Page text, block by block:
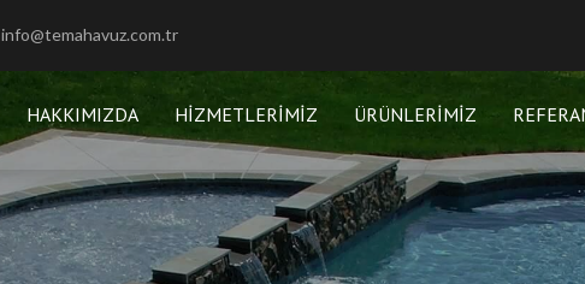
info@temahavuz.com.tr
HAKKIMIZDA HIZMETLERIMIZ ÜRÜNLERIMIZ